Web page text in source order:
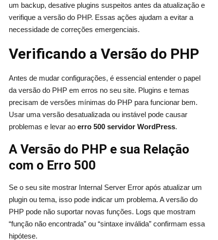
um backup, desative plugins suspeitos antes da atualização e
verifique a versão do PHP. Essas ações ajudam a evitar a
necessidade de correções emergenciais.
Verificando a Versão do PHP
Antes de mudar configurações, é essencial entender o papel
da versão do PHP em erros no seu site. Plugins e temas
precisam de versões mínimas do PHP para funcionar bem.
Usar uma versão desatualizada ou instável pode causar
problemas e levar ao erro 500 servidor WordPress.
A Versão do PHP e sua Relação
com o Erro 500
Se o seu site mostrar Internal Server Error após atualizar um
plugin ou tema, isso pode indicar um problema. A versão do
PHP pode não suportar novas funções. Logs que mostram
“função não encontrada” ou “sintaxe inválida” confirmam essa
hipótese.